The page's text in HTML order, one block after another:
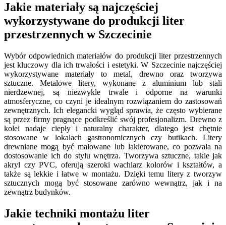
Jakie materiały są najczęściej
wykorzystywane do produkcji liter
przestrzennych w Szczecinie
Wybór odpowiednich materiałów do produkcji liter przestrzennych
jest kluczowy dla ich trwałości i estetyki. W Szczecinie najczęściej
wykorzystywane materiały to metal, drewno oraz tworzywa
sztuczne. Metalowe litery, wykonane z aluminium lub stali
nierdzewnej, są niezwykle trwałe i odporne na warunki
atmosferyczne, co czyni je idealnym rozwiązaniem do zastosowań
zewnętrznych. Ich elegancki wygląd sprawia, że często wybierane
są przez firmy pragnące podkreślić swój profesjonalizm. Drewno z
kolei nadaje ciepły i naturalny charakter, dlatego jest chętnie
stosowane w lokalach gastronomicznych czy butikach. Litery
drewniane mogą być malowane lub lakierowane, co pozwala na
dostosowanie ich do stylu wnętrza. Tworzywa sztuczne, takie jak
akryl czy PVC, oferują szeroki wachlarz kolorów i kształtów, a
także są lekkie i łatwe w montażu. Dzięki temu litery z tworzyw
sztucznych mogą być stosowane zarówno wewnątrz, jak i na
zewnątrz budynków.
Jakie techniki montażu liter